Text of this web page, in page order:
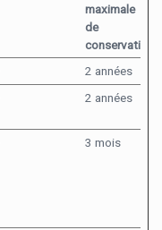
maximale
de
conservation
2 années
2 années
3 mois